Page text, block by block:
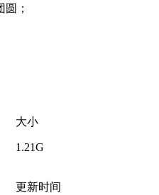
；
大小
1.21G
更新时间